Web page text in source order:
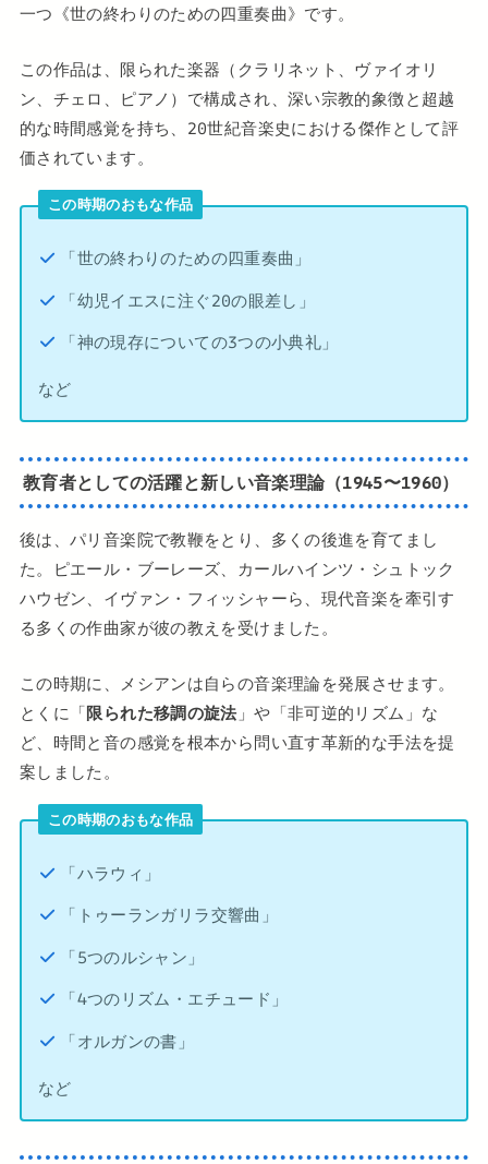
一つ《世の終わりのための四重奏曲》です。
この作品は、限られた楽器（クラリネット、ヴァイオリ
ン、チェロ、ピアノ）で構成され、深い宗教的象徴と超越
的な時間感覚を持ち、20世紀音楽史における傑作として評
価されています。
この時期のおもな作品
「世の終わりのための四重奏曲」
「幼児イエスに注ぐ20の眼差し」
「神の現存についての3つの小典礼」
など
教育者としての活躍と新しい音楽理論（1945〜1960）
後は、パリ音楽院で教鞭をとり、多くの後進を育てまし
た。ピエール・ブーレーズ、カールハインツ・シュトック
ハウゼン、イヴァン・フィッシャーら、現代音楽を牽引す
る多くの作曲家が彼の教えを受けました。
この時期に、メシアンは自らの音楽理論を発展させます。
とくに「限られた移調の旋法」や「非可逆的リズム」な
ど、時間と音の感覚を根本から問い直す革新的な手法を提
案しました。
この時期のおもな作品
「ハラウィ」
「トゥーランガリラ交響曲」
「5つのルシャン」
「4つのリズム・エチュード」
「オルガンの書」
など